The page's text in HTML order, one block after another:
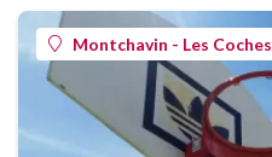
Montchavin - Les Coches